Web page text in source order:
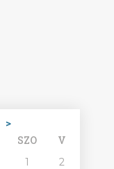
>
SZO V
1
2